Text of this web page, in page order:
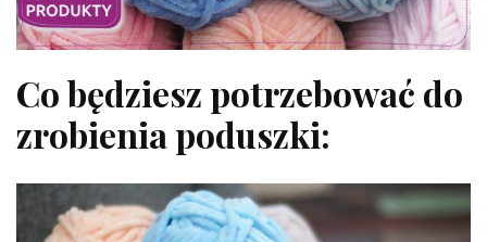
Co będziesz potrzebować do
zrobienia poduszki: